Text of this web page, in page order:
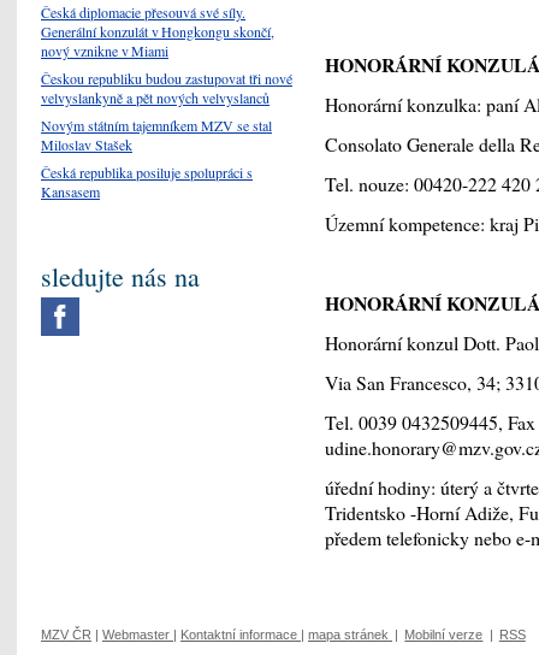
HONORÁRNÍ
Honorární konzulka: paní
Consolato Generale della
Tel. nouze: 00420-222
Územní kompetence: kraj
HONORÁRNÍ
Honorární konzul Dott.
Via San Francesco, 34;
Tel. 0039 0432509445,
úřední hodiny: úterý a
Tridentsko -Horní Adiže,
předem telefonicky nebo e-
Česká diplomacie přesouvá své síly.
Generální konzulát v Hongkongu skončí,
nový vznikne v Miami
Českou republiku budou zastupovat tři nové
velvyslankyně a pět nových velvyslanců
Novým státním tajemníkem MZV se stal
Miloslav Stašek
Česká republika posiluje spolupráci s
Kansasem
sledujte nás na
MZV ČR | Webmaster | Kontaktní informace | mapa stránek | Mobilní verze | RSS